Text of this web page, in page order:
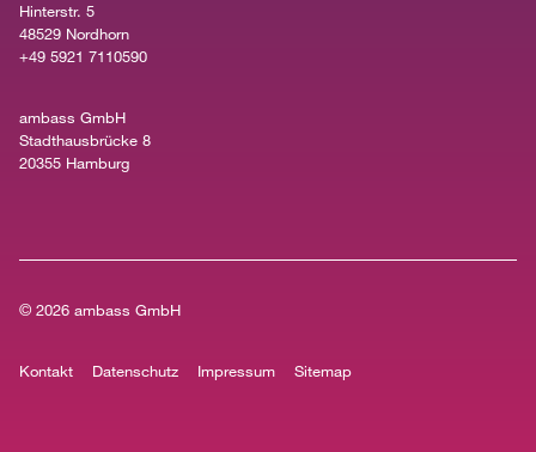
Hinterstr. 5
48529 Nordhorn
+49 5921 7110590
ambass GmbH
Stadthausbrücke 8
20355 Hamburg
© 2026 ambass GmbH
Kontakt Datenschutz Impressum Sitemap